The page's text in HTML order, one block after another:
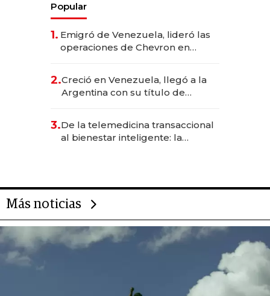
Popular
1. Emigró de Venezuela, lideró las
operaciones de Chevron en
2.Creció en Venezuela, llegó a la
Argentina con su título de
las marcas "fast premium"
3.De la telemedicina transaccional
al bienestar inteligente: la
Más noticias